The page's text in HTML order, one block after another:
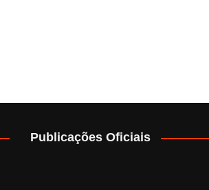
Publicações Oficiais